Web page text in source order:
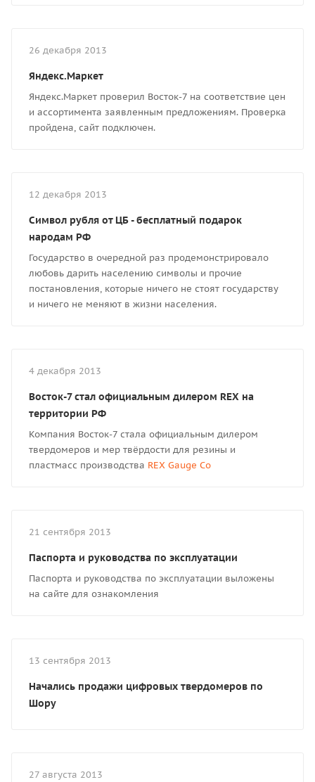
26 декабря 2013
Яндекс.Маркет
Яндекс.Маркет проверил Восток-7 на соответствие цен
и ассортимента заявленным предложениям. Проверка
пройдена, сайт подключен.
12 декабря 2013
Символ рубля от ЦБ - бесплатный подарок
народам РФ
Государство в очередной раз продемонстрировало
любовь дарить населению символы и прочие
постановления, которые ничего не стоят государству
и ничего не меняют в жизни населения.
4 декабря 2013
Восток-7 стал официальным дилером REX на
территории РФ
Компания Восток-7 стала официальным дилером
твердомеров и мер твёрдости для резины и
пластмасс производства REX Gauge Co
21 сентября 2013
Паспорта и руководства по эксплуатации
Паспорта и руководства по эксплуатации выложены
на сайте для ознакомления
13 сентября 2013
Начались продажи цифровых твердомеров по
Шору
27 августа 2013